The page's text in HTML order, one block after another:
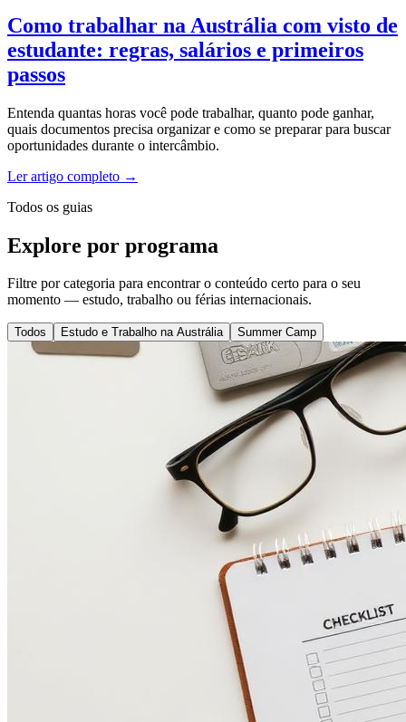
Como trabalhar na Austrália com visto de
estudante: regras, salários e primeiros
passos
Entenda quantas horas você pode trabalhar, quanto pode ganhar,
quais documentos precisa organizar e como se preparar para buscar
oportunidades durante o intercâmbio.
Ler artigo completo →
Todos os guias
Explore por programa
Filtre por categoria para encontrar o conteúdo certo para o seu
momento — estudo, trabalho ou férias internacionais.
Todos Estudo e Trabalho na Austrália Summer Camp